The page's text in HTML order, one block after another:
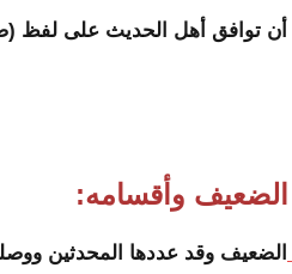
أن توافق أهل الحديث على لفظ
الضعيف وأقسامه:
الضعيف وقد عددها المحدثين